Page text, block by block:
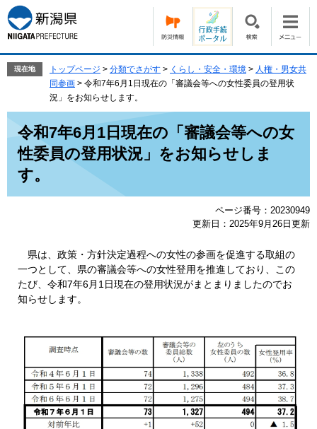
ー
ジ
の
す。
ニ
ュ
ー
し
現在地 トップページ > 分類でさがす > くらし・安全・環境 > 人権・男女共
同参画 > 令和7年6月1日現在の「審議会等への女性委員の登用状
況」をお知らせします。
令和7年6月1日現在の「審議会等への女
性委員の登用状況」をお知らせしま
す。
ページ番号：20230949
更新日：2025年9月26日更新
県は、政策・方針決定過程への女性の参画を促進する取組の
一つとして、県の審議会等への女性登用を推進しており、この
たび、令和7年6月1日現在の登用状況がまとまりましたのでお
知らせします。